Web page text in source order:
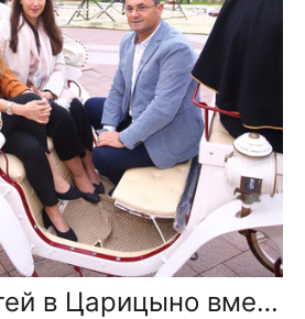
Встреча гостей в Царицыно вместе с солистами Геликон оперы.